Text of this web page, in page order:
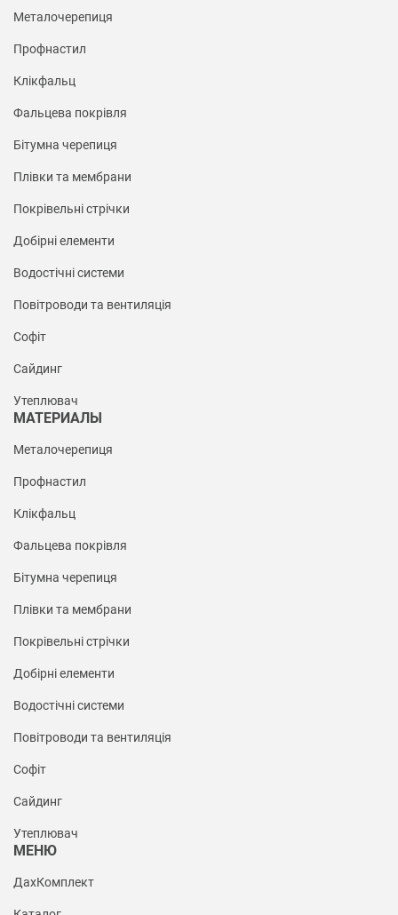
Металочерепиця
Профнастил
Клікфальц
Фальцева покрівля
Бітумна черепиця
Плівки та мембрани
Покрівельні стрічки
Добірні елементи
Водостічні системи
Повітроводи та вентиляція
Софіт
Сайдинг
Утеплювач
МАТЕРИАЛЫ
Металочерепиця
Профнастил
Клікфальц
Фальцева покрівля
Бітумна черепиця
Плівки та мембрани
Покрівельні стрічки
Добірні елементи
Водостічні системи
Повітроводи та вентиляція
Софіт
Сайдинг
Утеплювач
МЕНЮ
ДахКомплект